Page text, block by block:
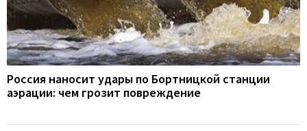
Россия наносит удары по Бортницкой станции
аэрации: чем грозит повреждение